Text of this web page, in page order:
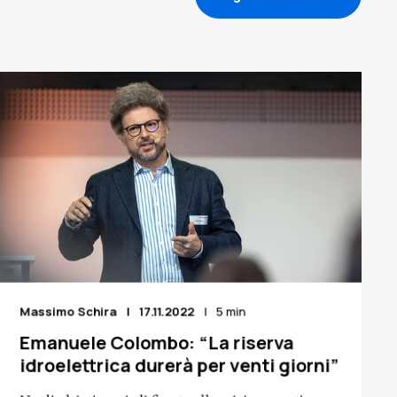
Massimo Schira 17.11.2022 5 min
Emanuele Colombo: “La riserva
idroelettrica durerà per venti giorni”